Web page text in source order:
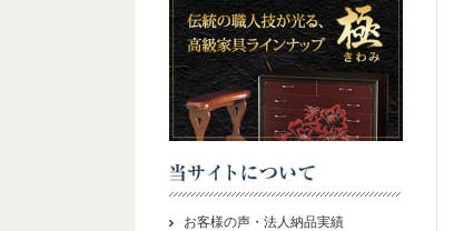
お客様の声・法人納品実績